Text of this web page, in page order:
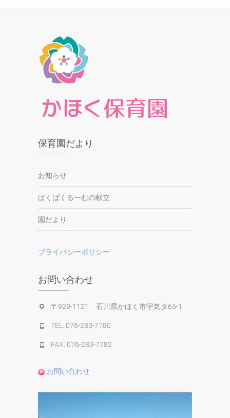
保育園だより
お知らせ
ぱくぱくるーむの献立
園だより
プライバシーポリシー
お問い合わせ
〒929-1121 石川県かほく市宇気タ65-1
TEL. 076-283-7780
FAX. 076-283-7782
お問い合わせ